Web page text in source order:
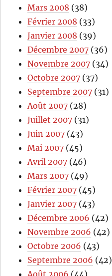
Mars 2008 (38)
Février 2008 (33)
Janvier 2008 (39)
Décembre 2007 (36)
Novembre 2007 (34)
Octobre 2007 (37)
Septembre 2007 (31)
Août 2007 (28)
Juillet 2007 (31)
Juin 2007 (43)
Mai 2007 (45)
Avril 2007 (46)
Mars 2007 (49)
Février 2007 (45)
Janvier 2007 (43)
Décembre 2006 (42)
Novembre 2006 (42)
Octobre 2006 (43)
Septembre 2006 (42)